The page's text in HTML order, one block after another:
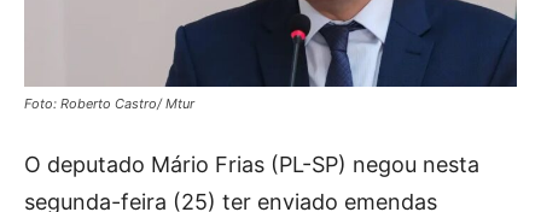
Foto: Roberto Castro/ Mtur
O deputado Mário Frias (PL-SP) negou nesta
segunda-feira (25) ter enviado emendas